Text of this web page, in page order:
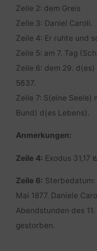
Zeile 2: dem Greis
Zeile 3: Daniel Caroli.
Zeile 4: Er ruhte und
Zeile 5: am 7. Tag
Zeile 6: dem 29.
5637.
Zeile 7: S(eine Seele)
Bund) d(es Lebens).
Anmerkungen:
Zeile 4: Exodus 31,17
Zeile 6: Sterbedatum:
Mai 1877. Daniele
Abendstunden des
gestorben.